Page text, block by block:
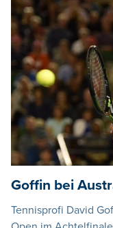
Goffin bei
Tennisprofi David